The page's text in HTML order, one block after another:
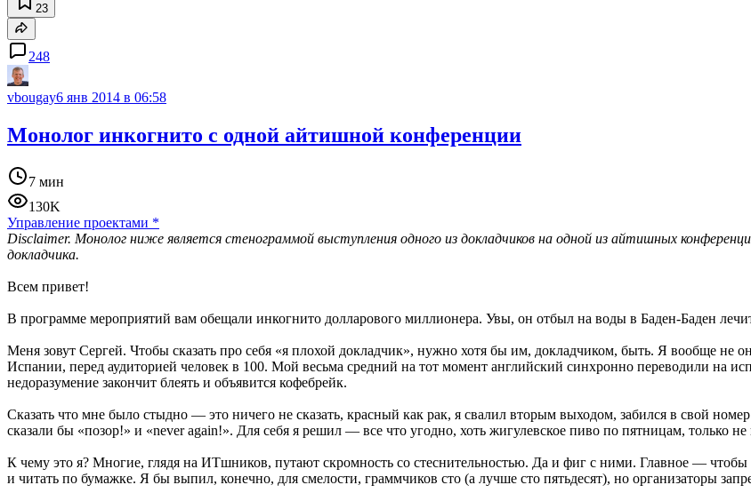
23
248
vbougay6 янв 2014 в 06:58
Монолог инкогнито с одной айтишной конференции
7 мин
130K
Управление проектами *
Disclaimer. Монолог ниже является стенограммой выступления одного из докладчиков на одной из айтишных
докладчика.
Всем привет!
В программе мероприятий вам обещали инкогнито долларового миллионера. Увы, он отбыл на воды в Баден-Баден
Меня зовут Сергей. Чтобы сказать про себя «я плохой докладчик», нужно хотя бы им, докладчиком, быть. Я вообще не
Испании, перед аудиторией человек в 100. Мой весьма средний на тот момент английский синхронно переводили на
недоразумение закончит блеять и объявится кофебрейк.
Сказать что мне было стыдно — это ничего не сказать, красный как рак, я свалил вторым выходом, забился в свой
сказали бы «позор!» и «never again!». Для себя я решил — все что угодно, хоть жигулевское пиво по пятницам, только
К чему это я? Многие, глядя на ИТшников, путают скромность со стеснительностью. Да и фиг с ними. Главное —
и читать по бумажке. Я бы выпил, конечно, для смелости, граммчиков сто (а лучше сто пятьдесят), но организаторы